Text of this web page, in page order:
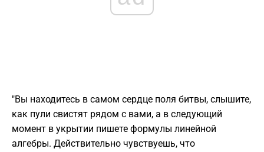
"Вы находитесь в самом сердце поля битвы, слышите,
как пули свистят рядом с вами, а в следующий
момент в укрытии пишете формулы линейной
алгебры. Действительно чувствуешь, что